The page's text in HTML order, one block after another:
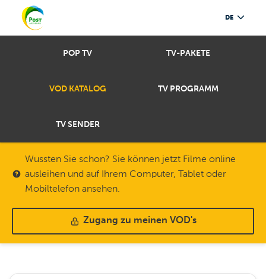
DE
POP TV TV-PAKETE
VOD KATALOG TV PROGRAMM
TV SENDER
Wussten Sie schon? Sie können jetzt Filme online
ausleihen und auf Ihrem Computer, Tablet oder
Mobiltelefon ansehen.
Zugang zu meinen VOD's